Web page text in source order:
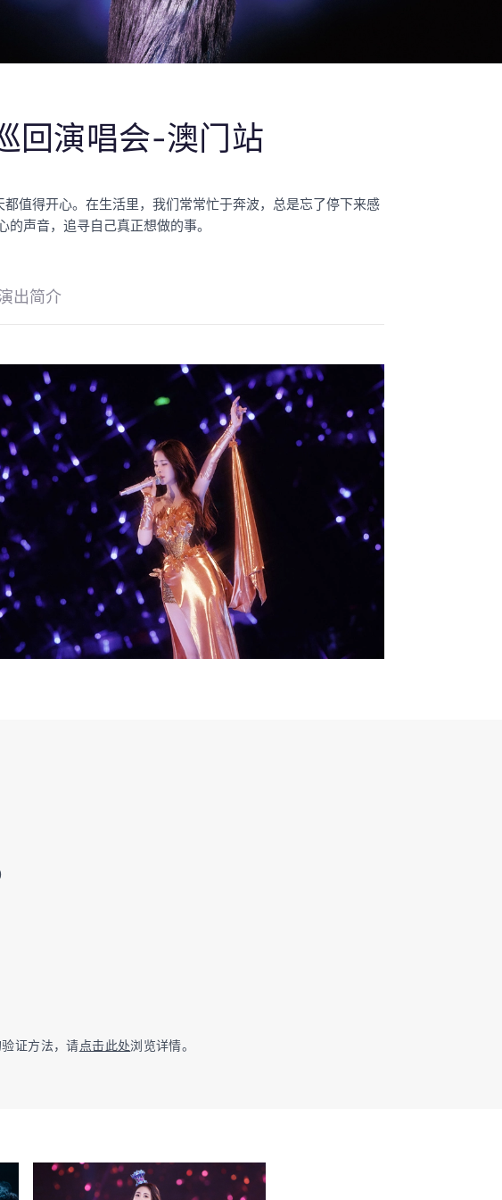
回演唱会-澳门站
值得开心。在生活里，我们常常忙于奔波，总是忘了停下来感
声音，追寻自己真正想做的事。
出简介
证方法，请点击此处浏览详情。